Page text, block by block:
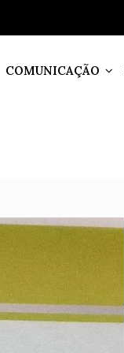
COMUNICAÇÃO